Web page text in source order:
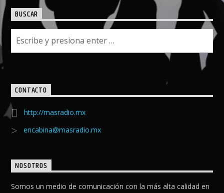
BUSCAR
CONTACTO
http://masradio.mx
encabina@masradio.mx
NOSOTROS
Somos un medio de comunicación con la más alta calidad en